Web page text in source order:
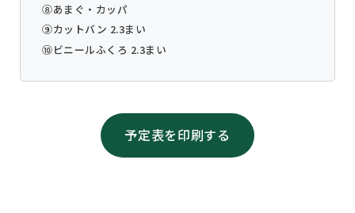
⑧あまぐ・カッパ
⑨カットバン 2.3まい
⑩ビニールふくろ 2.3まい
予定表を印刷する